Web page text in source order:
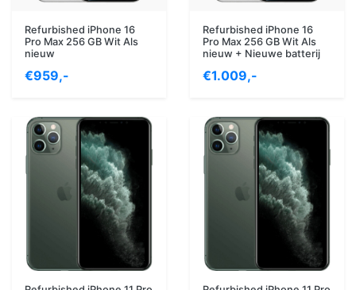
Refurbished iPhone 16
Pro Max 256 GB Wit Als
nieuw
€959,-
Refurbished iPhone 16
Pro Max 256 GB Wit Als
nieuw + Nieuwe batterij
€1.009,-